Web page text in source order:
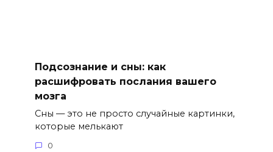
Подсознание и сны: как
расшифровать послания вашего
мозга
Сны — это не просто случайные картинки,
которые мелькают
0